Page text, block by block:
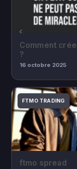
Comment
?
16 octobre 2025
FTMO TRADING
ftmo spread